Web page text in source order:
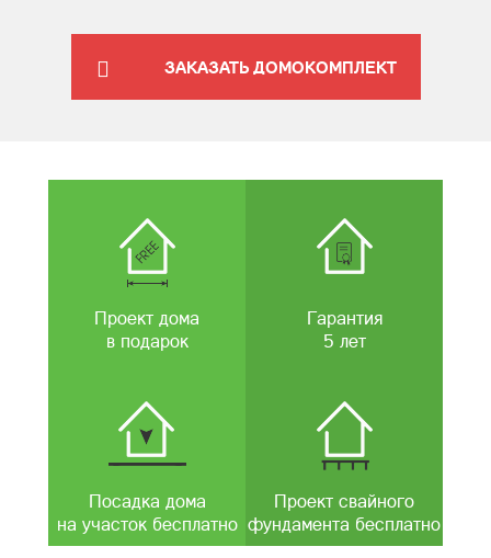
ЗАКАЗАТЬ ДОМОКОМПЛЕКТ
Проект дома
в подарок
Гарантия
5 лет
Посадка дома
на участок бесплатно
Проект свайного
фундамента бесплатно